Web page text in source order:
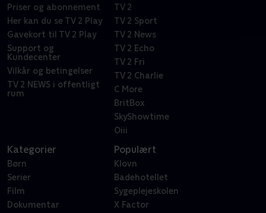
Priser og abonnement
Her kan du se TV 2 Play
Gavekort til TV 2 Play
Support og
Kundecenter
Vilkår og betingelser
TV 2 NEWS i offentligt
rum
TV 2
TV 2 Sport
TV 2 News
TV 2 Echo
TV 2 Fri
TV 2 Charlie
C More
BritBox
SkyShowtime
Oiii
Kategorier
Børn
Serier
Film
Dokumentar
Populært
Klovn
Badehotellet
Sygeplejeskolen
X Factor